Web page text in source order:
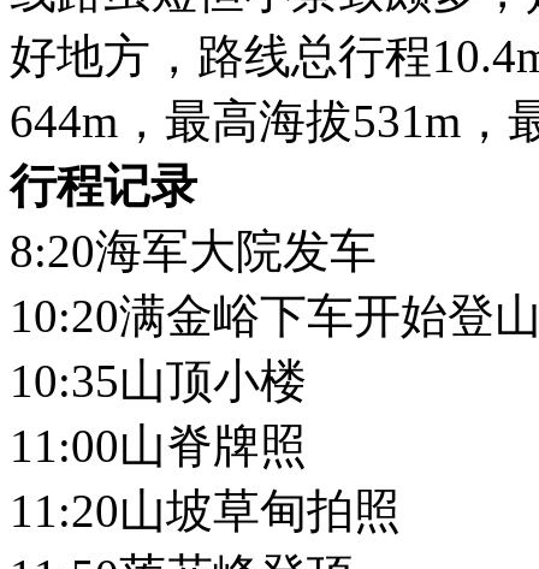
好地方，路线总行程
644m，最高海拔531m，
行程记录
8:20海军大院发车
10:20满金峪下车开始登
10:35山顶小楼
11:00山脊牌照
11:20山坡草甸拍照